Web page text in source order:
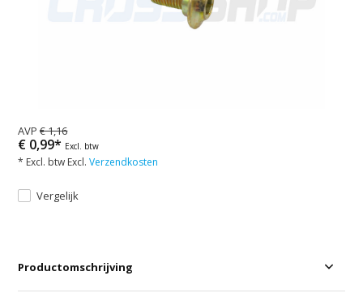
AVP€ 1,16
€ 0,99* Excl. btw
* Excl. btw Excl.Verzendkosten
Vergelijk
Productomschrijving